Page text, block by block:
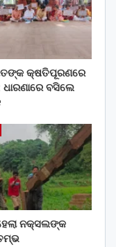
କ୍ଷତିପୂରଣରେ
ବସିଲେ
ନକ୍ସଲଙ୍କ